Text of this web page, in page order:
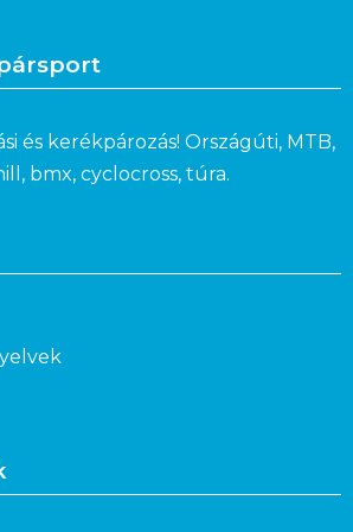
és kerékpározás! Országúti, MTB,
bmx, cyclocross, túra.